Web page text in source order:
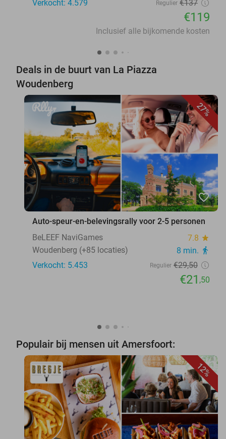
Verkocht: 4.579
Regulier €137
€119
Inclusief alle bijkomende kosten
Deals in de buurt van La Piazza
Woudenberg
27%
favorite_border
Auto-speur-en-belevingsrally voor 2-5 personen
BeLEEF NaviGames
7.8 star
Woudenberg (+85 locaties) 8 min. directions_walk
Verkocht: 5.453 Regulier €29,50
€21 ,50
Populair bij mensen uit Amersfoort:
12%